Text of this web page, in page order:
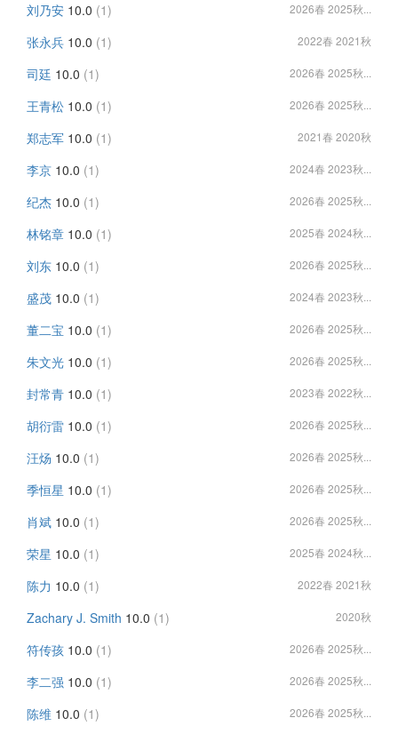
刘乃安 10.0 (1) 2026春 2025秋...
张永兵 10.0 (1) 2022春 2021秋
司廷 10.0 (1) 2026春 2025秋...
王青松 10.0 (1) 2026春 2025秋...
郑志军 10.0 (1) 2021春 2020秋
李京 10.0 (1) 2024春 2023秋...
纪杰 10.0 (1) 2026春 2025秋...
林铭章 10.0 (1) 2025春 2024秋...
刘东 10.0 (1) 2026春 2025秋...
盛茂 10.0 (1) 2024春 2023秋...
董二宝 10.0 (1) 2026春 2025秋...
朱文光 10.0 (1) 2026春 2025秋...
封常青 10.0 (1) 2023春 2022秋...
胡衍雷 10.0 (1) 2026春 2025秋...
汪炀 10.0 (1) 2026春 2025秋...
季恒星 10.0 (1) 2026春 2025秋...
肖斌 10.0 (1) 2026春 2025秋...
荣星 10.0 (1) 2025春 2024秋...
陈力 10.0 (1) 2022春 2021秋
Zachary J. Smith 10.0 (1) 2020秋
符传孩 10.0 (1) 2026春 2025秋...
李二强 10.0 (1) 2026春 2025秋...
陈维 10.0 (1) 2026春 2025秋...